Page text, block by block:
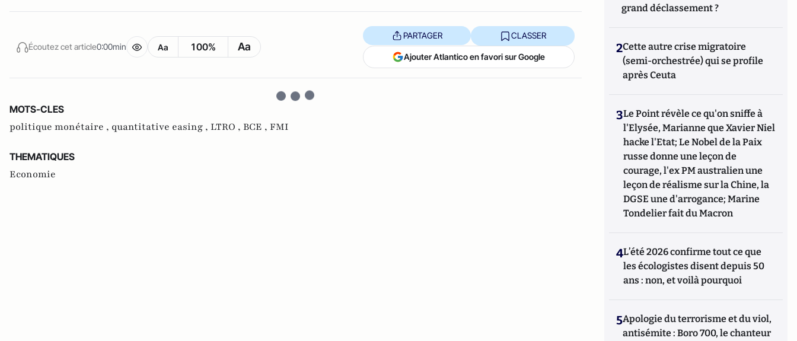
Écoutez cet article0:00min Aa 100% Aa
PARTAGER CLASSER
Ajouter Atlantico en favori sur Google
MOTS-CLES
politique monétaire , quantitative easing , LTRO , BCE , FMI
THEMATIQUES
Economie
grand déclassement ?
2Cette autre crise migratoire
(semi-orchestrée) qui se profile
après Ceuta
3Le Point révèle ce qu'on sniffe à
l'Elysée, Marianne que Xavier Niel
hacke l'Etat; Le Nobel de la Paix
russe donne une leçon de
courage, l'ex PM australien une
leçon de réalisme sur la Chine, la
DGSE une d'arrogance; Marine
Tondelier fait du Macron
4L’été 2026 confirme tout ce que
les écologistes disent depuis 50
ans : non, et voilà pourquoi
5Apologie du terrorisme et du viol,
antisémite : Boro 700, le chanteur